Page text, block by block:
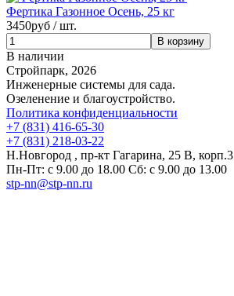
Фертика Газонное Осень, 25 кг
3450руб / шт.
В наличии
Стройпарк, 2026
Инженерные системы для сада.
Озеленение и благоустройство.
Политика конфиденциальности
+7 (831) 416-65-30
+7 (831) 218-03-22
Н.Новгород , пр-кт Гагарина, 25 В, корп.3
Пн-Пт: с 9.00 до 18.00 Сб: с 9.00 до 13.00
stp-nn@stp-nn.ru